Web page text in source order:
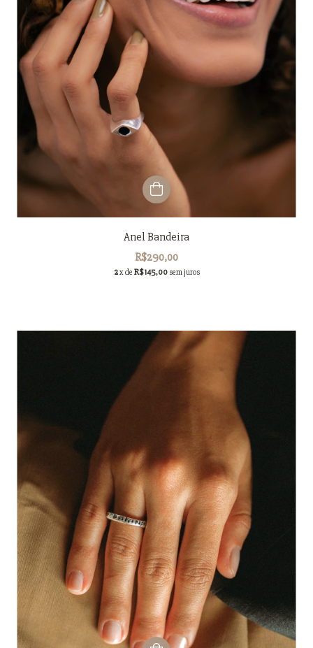
Anel Bandeira
R$290,00
2x de R$145,00 sem juros